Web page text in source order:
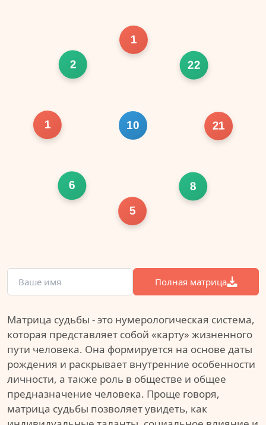
1
1
21
5
2 22
8
6
10
Полная матрица
Матрица судьбы - это нумерологическая система,
которая представляет собой «карту» жизненного
пути человека. Она формируется на основе даты
рождения и раскрывает внутренние особенности
личности, а также роль в обществе и общее
предназначение человека. Проще говоря,
матрица судьбы позволяет увидеть, как